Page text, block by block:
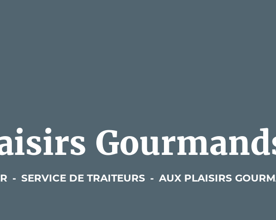
- SERVICE DE TRAITEURS - AUX PLAISIRS